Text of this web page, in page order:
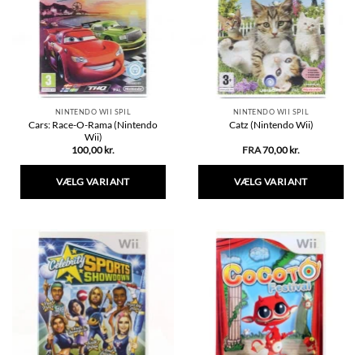
kan
vælges
på
varesiden
NINTENDO WII SPIL
Cars: Race-O-Rama (Nintendo
Wii)
100,00 kr.
VÆLG VARIANT
har
flere
varianter.
Mulighederne
kan
vælges
på
varesiden
NINTENDO WII SPIL
Catz (Nintendo Wii)
FRA70,00 kr.
VÆLG VARIANT
har
flere
varianter.
Mulighederne
kan
vælges
på
varesiden